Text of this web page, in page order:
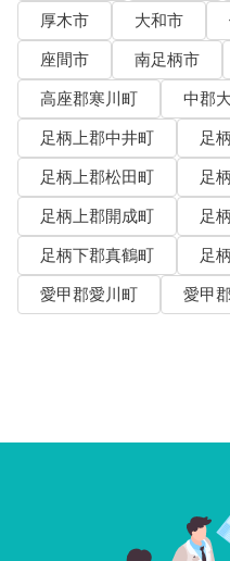
厚木市
大和市
座間市
南足柄市
高座郡寒川町
中郡
足柄上郡中井町
足
足柄上郡松田町
足
足柄上郡開成町
足
足柄下郡真鶴町
足
愛甲郡愛川町
愛甲